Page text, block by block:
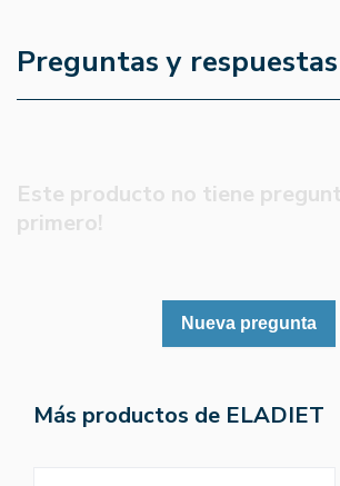
Preguntas y respuestas
Este producto no tiene
primero!
Nueva pregunta
Más productos de ELADIET